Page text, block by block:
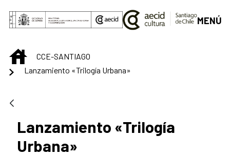
Saltar al contenido principal
MENÚ
INICIOCCE-SANTIAGO
Lanzamiento «Trilogía Urbana»
Lanzamiento «Trilogía
Urbana»